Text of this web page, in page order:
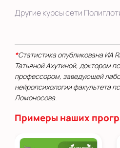
Другие курсы сети
*Статистика опубликована ИА
Татьяной Ахутиной, доктором
профессором, заведующей
нейропсихологии факультета
Ломоносова.
Примеры наших